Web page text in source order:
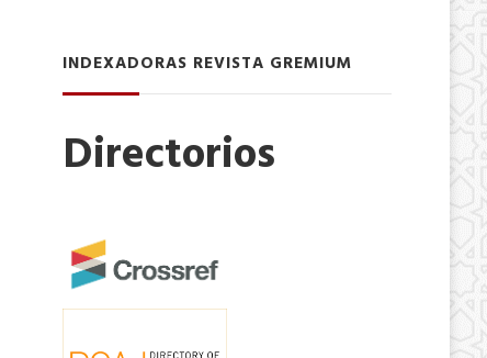
INDEXADORAS REVISTA GREMIUM
Directorios